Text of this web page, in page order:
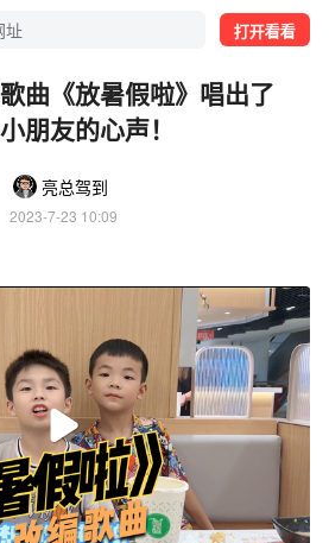
打开看看
曲《放暑假啦》唱出了
朋友的心声！
亮总驾到
2023-7-23 10:09